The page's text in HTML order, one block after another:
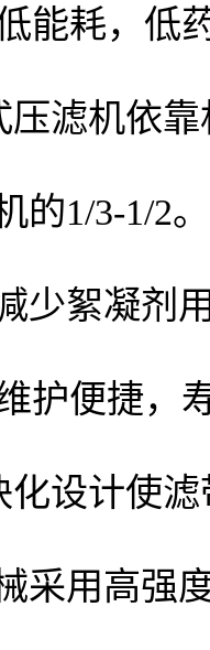
能耗，低
压滤机依
的1/3-1/2
少絮凝剂
护便捷，
化设计使
采用高强